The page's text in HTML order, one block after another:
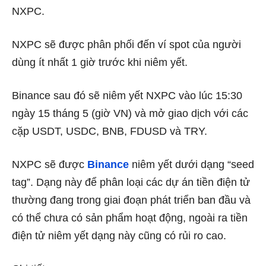
NXPC.
NXPC sẽ được phân phối đến ví spot của người
dùng ít nhất 1 giờ trước khi niêm yết.
Binance sau đó sẽ niêm yết NXPC vào lúc 15:30
ngày 15 tháng 5 (giờ VN) và mở giao dịch với các
cặp USDT, USDC, BNB, FDUSD và TRY.
NXPC sẽ được Binance niêm yết dưới dạng “seed
tag”. Dạng này để phân loại các dự án tiền điện tử
thường đang trong giai đoạn phát triển ban đầu và
có thể chưa có sản phẩm hoạt động, ngoài ra tiền
điện tử niêm yết dạng này cũng có rủi ro cao.